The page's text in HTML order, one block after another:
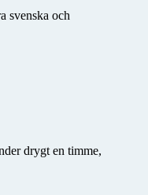
svenska och
drygt en timme,